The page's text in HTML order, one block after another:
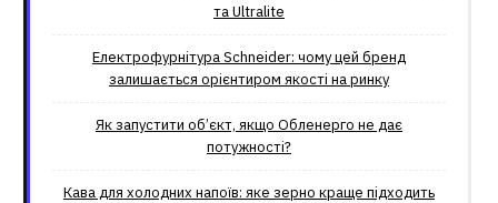
та Ultralite
Електрофурнітура Schneider: чому цей бренд
залишається орієнтиром якості на ринку
Як запустити об’єкт, якщо Обленерго не дає
потужності?
Кава для холодних напоїв: яке зерно краще підходить